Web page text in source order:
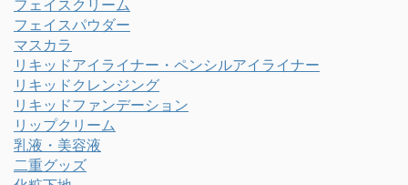
フェイスクリーム
フェイスパウダー
マスカラ
リキッドアイライナー・ペンシルアイライナー
リキッドクレンジング
リキッドファンデーション
リップクリーム
乳液・美容液
二重グッズ